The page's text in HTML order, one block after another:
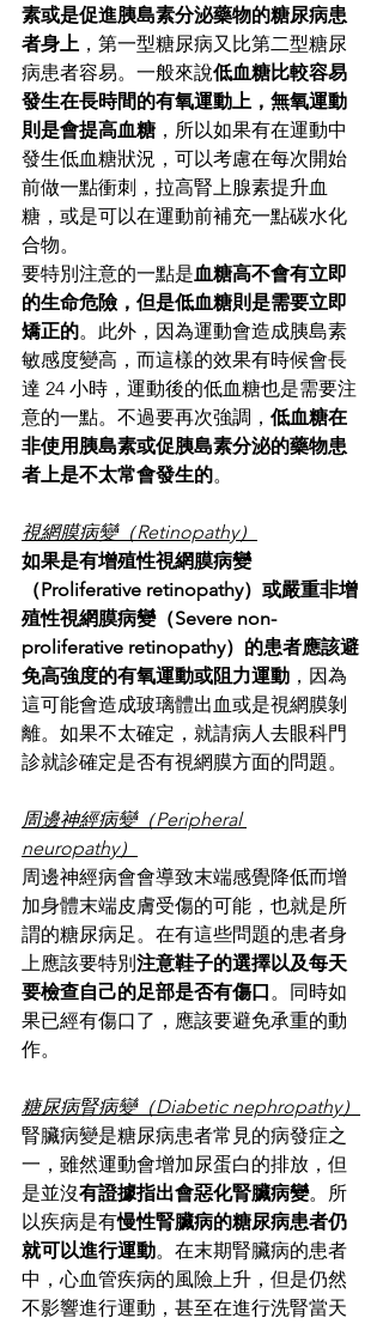
素或是促進胰島素分泌藥物的糖尿病患
者身上 ，第一型糖尿病又比第二型糖尿
病患者容易。一般來說低血糖比較容易
發生在長時間的有氧運動上，無氧運動
則是會提高血糖 ，所以如果有在運動中
發生低血糖狀況，可以考慮在每次開始
前做一點衝刺，拉高腎上腺素提升血
糖，或是可以在運動前補充一點碳水化
合物。
要特別注意的一點是血糖高不會有立即
的生命危險，但是低血糖則是需要立即
矯正的。此外，因為運動會造成胰島素
敏感度變高，而這樣的效果有時候會長
達 24 小時，運動後的低血糖也是需要注
意的一點。不過要再次強調， 低血糖在
非使用胰島素或促胰島素分泌的藥物患
者上是不太常會發生的。
視網膜病變（Retinopathy）
如果是有增殖性視網膜病變
（Proliferative retinopathy）或嚴重非增
殖性視網膜病變（Severe non-
proliferative retinopathy）的患者應該避
免高強度的有氧運動或阻力運動 ，因為
這可能會造成玻璃體出血或是視網膜剝
離。如果不太確定，就請病人去眼科門
診就診確定是否有視網膜方面的問題。
周邊神經病變（Peripheral
neuropathy）
周邊神經病會會導致末端感覺降低而增
加身體末端皮膚受傷的可能，也就是所
謂的糖尿病足。在有這些問題的患者身
上應該要特別 注意鞋子的選擇以及每天
要檢查自己的足部是否有傷口 。同時如
果已經有傷口了，應該要避免承重的動
作。
糖尿病腎病變（Diabetic nephropathy）
腎臟病變是糖尿病患者常見的病發症之
一，雖然運動會增加尿蛋白的排放，但
是並沒有證據指出會惡化腎臟病變。所
以疾病是有慢性腎臟病的糖尿病患者仍
就可以進行運動。在末期腎臟病的患者
中，心血管疾病的風險上升，但是仍然
不影響進行運動，甚至在進行洗腎當天